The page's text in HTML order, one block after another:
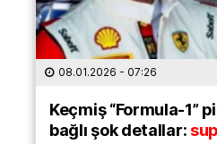
08.01.2026 - 07:26
Keçmiş “Formula-1”
bağlı şok detallar: